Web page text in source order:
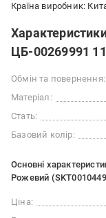
Країна виробник:
ЦБ-00269991
Обмін та повернення:
Матеріал:
Стать:
Базовий колір:
Основні
Рожевий
Ціна: